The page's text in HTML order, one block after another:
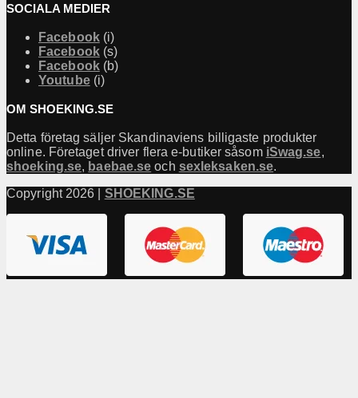
SOCIALA MEDIER
Facebook(i)
Facebook(s)
Facebook(b)
Youtube(i)
OM SHOEKING.SE
Detta företag säljer Skandinaviens billigaste produkter
online. Företaget driver flera e-butiker såsom iSwag.se,
shoeking.se, baebae.se och sexleksaken.se.
Copyright 2026 | SHOEKING.SE